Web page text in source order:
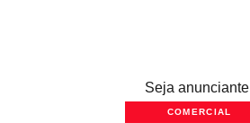
Seja anunciante
COMERCIAL